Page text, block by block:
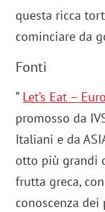
questa ricca
cominciare da
Fonti
“ Let’s Eat –
promosso da
Italiani e da
otto più grandi
frutta greca,
conoscenza